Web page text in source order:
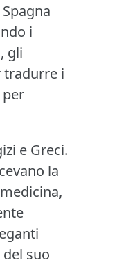
i
gli
tradurre i
e Greci.
la
suo